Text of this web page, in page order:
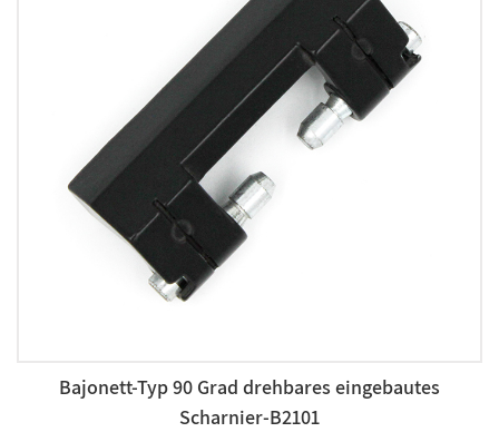
Bajonett-Typ 90 Grad drehbares eingebautes
Scharnier-B2101